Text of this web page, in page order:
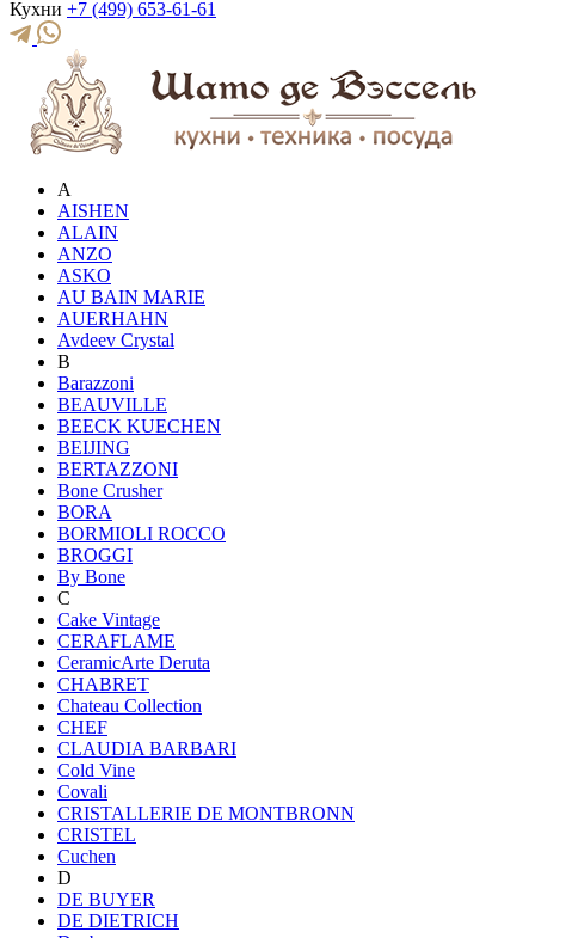
Кухни +7 (499) 653-61-61
A
AISHEN
ALAIN
ANZO
ASKO
AU BAIN MARIE
AUERHAHN
Avdeev Crystal
B
Barazzoni
BEAUVILLE
BEECK KUECHEN
BEIJING
BERTAZZONI
Bone Crusher
BORA
BORMIOLI ROCCO
BROGGI
By Bone
C
Cake Vintage
CERAFLAME
CeramicArte Deruta
CHABRET
Chateau Collection
CHEF
CLAUDIA BARBARI
Cold Vine
Covali
CRISTALLERIE DE MONTBRONN
CRISTEL
Cuchen
D
DE BUYER
DE DIETRICH